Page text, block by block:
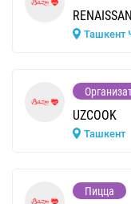
Ташкент
UZCOOK
Ташкент
Пицца